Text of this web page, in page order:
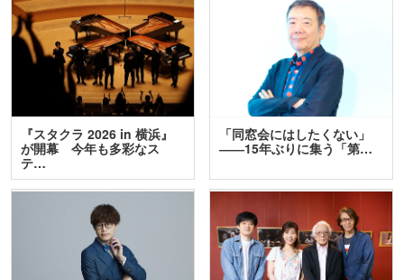
『スタクラ 2026 in 横浜』
が開幕 今年も多彩なス
テ…
「同窓会にはしたくない」
――15年ぶりに集う「第…